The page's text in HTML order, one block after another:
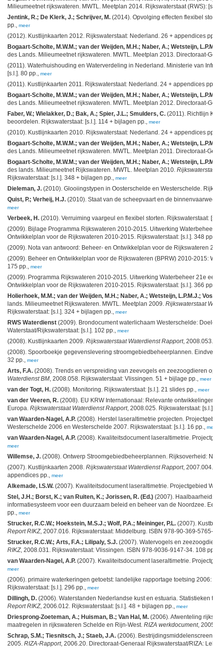
Milieumeetnet rijkswateren. MWTL. Meetplan 2014. Rijkswaterstaat (RWS):
Jentink, R.; De Klerk, J.; Schrijver, M. (2014). Opvolging effecten flexibel
pp., meer
(2012). Kustlijnkaarten 2012. Rijkswaterstaat: Nederland. 26 + appendices pp.,
Bogaart-Scholte, M.W.M.; van der Weijden, M.H.; Naber, A.; Wetsteijn,
des Lands. Milieumeetnet rijkswateren. MWTL. Meetplan 2013. Directoraat-
(2011). Waterhuishouding en Waterverdeling in Nederland. Ministerie van
[s.l.]. 80 pp., meer
(2011). Kustlijnkaarten 2011. Rijkswaterstaat: Nederland. 24 + appendices pp.,
Bogaart-Scholte, M.W.M.; van der Weijden, M.H.; Naber, A.; Wetsteijn,
des Lands. Milieumeetnet rijkswateren. MWTL. Meetplan 2012. Directoraat-
Faber, W.; Wielakker, D.; Bak, A.; Spier, J.L.; Smulders, C. (2011). Richtlijn
beoordelen. Rijkswaterstaat: [s.l.]. 114 + bijlagen pp., meer
(2010). Kustlijnkaarten 2010. Rijkswaterstaat: Nederland. 24 + appendices pp.,
Bogaart-Scholte, M.W.M.; van der Weijden, M.H.; Naber, A.; Wetsteijn,
des Lands. Milieumeetnet rijkswateren. MWTL. Meetplan 2011. Directoraat-
Bogaart-Scholte, M.W.M.; van der Weijden, M.H.; Naber, A.; Wetsteijn,
des lands. Milieumeetnet Rijkswateren. MWTL. Meetplan 2010. Rijkswaterstaat
Rijkswaterstaat: [s.l.]. 348 + bijlagen pp., meer
Dieleman, J. (2010). Glooiingstypen in Oosterschelde en Westerschelde.
Quist, P.; Verheij, H.J. (2010). Staat van de scheepvaart en de
meer
Verbeek, H. (2010). Verruiming vaargeul en flexibel storten. Rijkswaterstaat:
(2009). Bijlage Programma Rijkswateren 2010-2015. Uitwerking Waterbeheer
Ontwikkelplan voor de Rijkswateren 2010-2015. Rijkswaterstaat: [s.l.]. 348 pp.,
(2009). Nota van antwoord: Beheer- en Ontwikkelplan voor de Rijkswateren
(2009). Beheer en Ontwikkelplan voor de Rijkswateren (BPRW) 2010-2015:
175 pp., meer
(2009). Programma Rijkswateren 2010-2015. Uitwerking Waterbeheer 21e
Ontwikkelplan voor de Rijkswateren 2010-2015. Rijkswaterstaat: [s.l.]. 366 pp.,
Holierhoek, M.M.; van der Weijden, M.H.; Naber, A.; Wetsteijn, L.P.M.J.; Vos,
lands. Milieumeetnet Rijkswateren. MWTL. Meetplan 2009. Rijkswaterstaat
Rijkswaterstaat: [s.l.]. 324 + bijlagen pp., meer
RWS Waterdienst (2009). Brondocument waterlichaam Westerschelde:
Waterstaat/Rijkswaterstaat: [s.l.]. 102 pp., meer
(2008). Kustlijnkaarten 2009. Rijkswaterstaat Waterdienst Rapport, 2008.053.
(2008). Spoorboekje gegevenslevering stroomgebiedbeheerplannen.
32 pp., meer
Arts, F.A. (2008). Trends en verspreiding van zeevogels en zeezoogdieren
Waterdienst BM, 2008.058. Rijkswaterstaat: Vlissingen. 51 + bijlage pp., meer
van der Togt, H. (2008). Monitoring. Rijkswaterstaat: [s.l.]. 21 slides pp., meer
van der Veeren, R. (2008). EU KRW Internationaal: Relevante ontwikkelingen
Europa. Rijkswaterstaat Waterdienst Rapport, 2008.025. Rijkswaterstaat: [s.l.].
van Waarden-Nagel, A.P. (2008). Herstel laseraltimetrie projecten.
Westerschelde 2006 en Westerschelde 2007. Rijkswaterstaat: [s.l.]. 16 pp., meer
van Waarden-Nagel, A.P. (2008). Kwaliteitsdocument laseraltimetrie.
meer
Willemse, J. (2008). Ontwerp Stroomgebiedbeheerplannen. Rijksoverheid:
(2007). Kustlijnkaarten 2008. Rijkswaterstaat Waterdienst Rapport, 2007.004.
appendices pp., meer
Alkemade, I.S.W. (2007). Kwaliteitsdocument laseraltimetrie. Projectgebied
Stel, J.H.; Borst, K.; van Ruiten, K.; Jorissen, R. (Ed.) (2007).
informatiesysteem voor een duurzaam beleid en beheer van de Noordzee.
pp., meer
Strucker, R.C.W.; Hoekstein, M.S.J.; Wolf, P.A.; Meininger, P.L. (2007).
Report RIKZ, 2007.016. Rijkswaterstaat: Middelburg. ISBN 978-90-369-5765-
Strucker, R.C.W.; Arts, F.A.; Lilipaly, S.J. (2007). Watervogels en
RIKZ, 2008.031. Rijkswaterstaat: Vlissingen. ISBN 978-9036-9147-34. 108 pp.,
van Waarden-Nagel, A.P. (2007). Kwaliteitsdocument laseraltimetrie.
meer
(2006). primaire waterkeringen getoetst: landelijke rapportage toetsing 2006:
Rijkswaterstaat: [s.l.]. 296 pp., meer
Dillingh, D. (2006). Waterstanden Nederlandse kust en estuaria. Statistieken
Report RIKZ, 2006.012. Rijkswaterstaat: [s.l.]. 48 + bijlagen pp., meer
Driesprong-Zoeteman, A.; Huisman, B.; Van Hal, M. (2006). Afwenteling
maatregelen in rijkswateren Schelde en Rijn-West. RIZA werkdocument,
Schrap, S.M.; Tiesnitsch, J.; Staeb, J.A. (2006).
2005. RIZA-Rapport, 2006.20. Directoraat-Generaal Rijkswaterstaat/RIZA: